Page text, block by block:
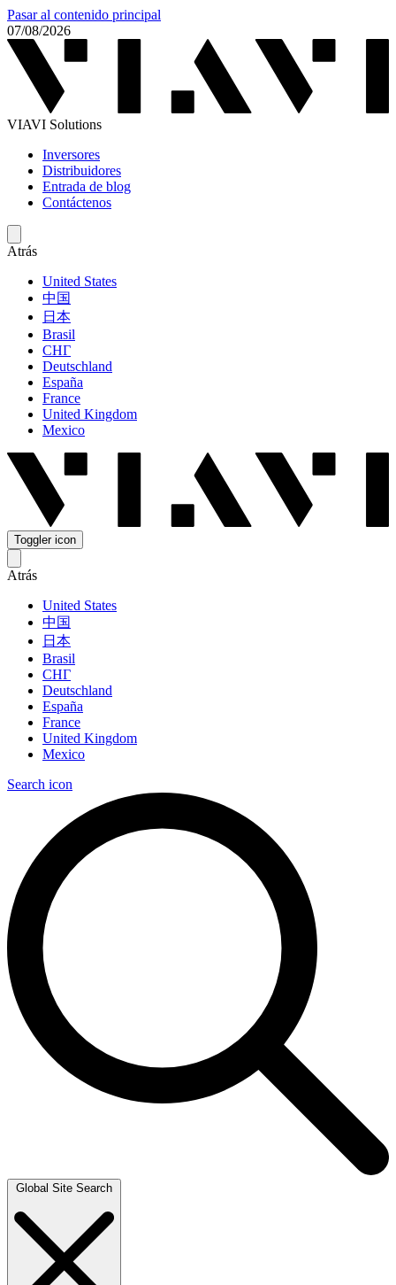
Pasar al contenido principal
07/08/2026
VIAVI Solutions
Inversores
Distribuidores
Entrada de blog
Contáctenos
Atrás
United States
中国
日本
Brasil
СНГ
Deutschland
España
France
United Kingdom
Mexico
Toggler icon
Atrás
United States
中国
日本
Brasil
СНГ
Deutschland
España
France
United Kingdom
Mexico
Search icon
Global Site Search